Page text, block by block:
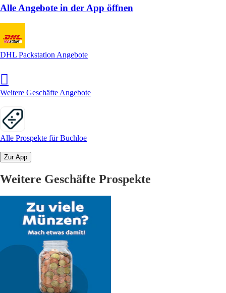
Alle Angebote in der App öffnen
DHL Packstation Angebote
Weitere Geschäfte Angebote
Alle Prospekte für Buchloe
Zur App
Weitere Geschäfte Prospekte